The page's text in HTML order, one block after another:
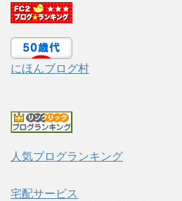
にほんブログ村
人気ブログランキング
宅配サービス